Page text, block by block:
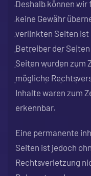
Deshalb können wir
keine Gewähr
verlinkten Seiten
Betreiber der
Seiten wurden zum
mögliche
Inhalte waren zum
erkennbar.
Eine permanente
Seiten ist jedoch
Rechtsverletzung